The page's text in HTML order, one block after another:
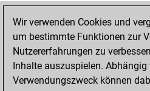
Your Latest
Activity
Samstag,
2026
Wir verwenden Cookies und
um bestimmte Funktionen zur
Nutzererfahrungen zu
Inhalte auszuspielen. Abhängig
Verwendungszweck können